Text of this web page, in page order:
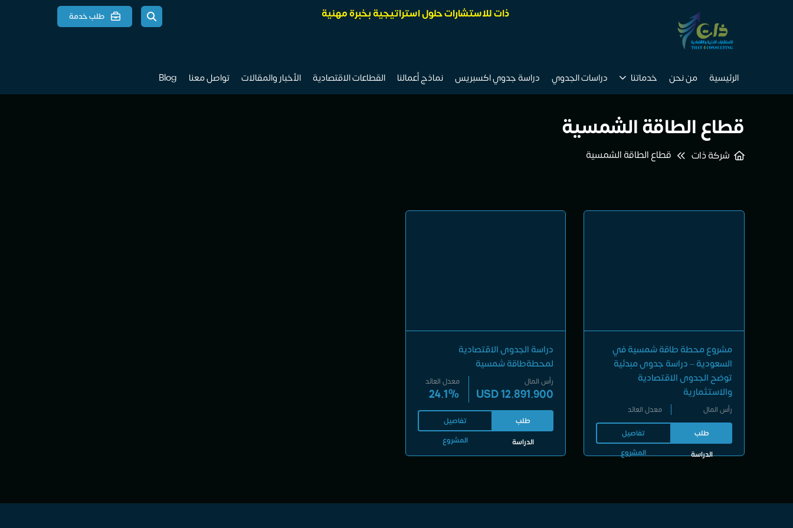
ذات للاستشارات حلول استراتيجية بخبرة مهنية طلب خدمة
الرئيسية من نحن خدماتنا دراسات الجدوي دراسة جدوي اكسبريس نماذج أعمالنا القطاعات الاقتصادية الأخبار والمقالات تواصل معنا Blog
قطاع الطاقة الشمسية
شركة ذات قطاع الطاقة الشمسية
مشروع محطة طاقة شمسية في
السعودية – دراسة جدوى مبدئية
توضح الجدوى الاقتصادية
والاستثمارية
رأس المال
معدل العائد
طلب
الدراسة
تفاصيل
المشروع
دراسة الجدوى الاقتصادية
لمحطةطاقة شمسية
رأس المال
USD 12.891.900
معدل العائد
24.1%
طلب
الدراسة
تفاصيل
المشروع